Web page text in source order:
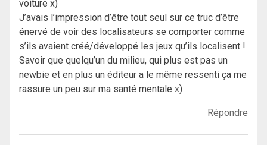
voiture x)
J’avais l’impression d’être tout seul sur ce truc d’être
énervé de voir des localisateurs se comporter comme
s’ils avaient créé/développé les jeux qu’ils localisent !
Savoir que quelqu’un du milieu, qui plus est pas un
newbie et en plus un éditeur a le même ressenti ça me
rassure un peu sur ma santé mentale x)
Répondre